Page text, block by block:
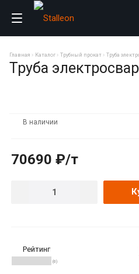
Главная Каталог Трубный прокат Труба
Труба
В наличии
70690 ₽/т
Рейтинг
(0)